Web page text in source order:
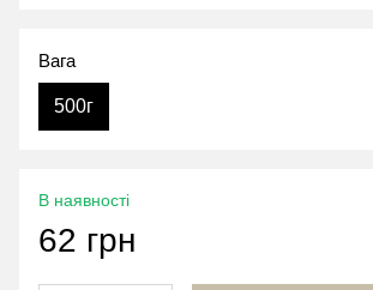
Вага
500г
В наявності
62 грн